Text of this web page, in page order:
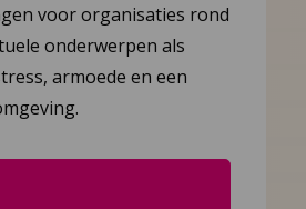
voor organisaties rond
onderwerpen als
armoede en een